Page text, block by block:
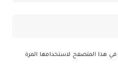
في هذا المتصفح لاستخدامها المرة